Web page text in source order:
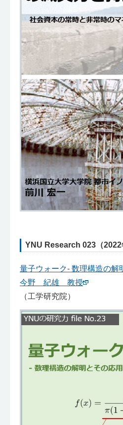
YNU Research 023（2022
量子ウォーク- 数理構造の解
今野 紀雄 教授
（工学研究院）